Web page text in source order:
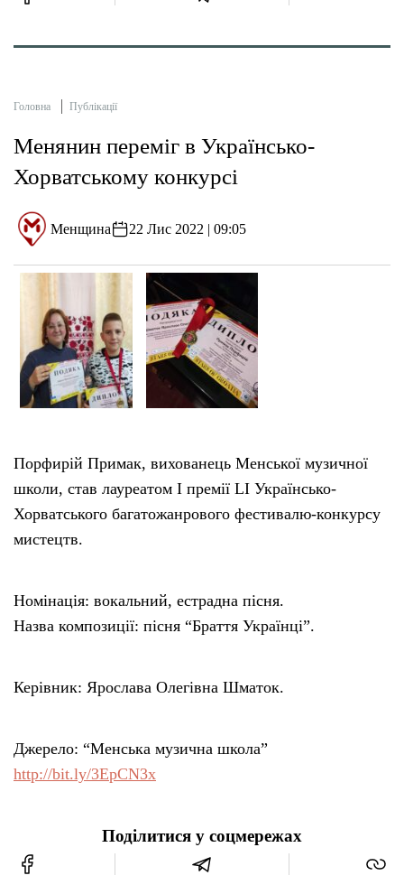
Головна Публікації
Менянин переміг в Українсько-
Хорватському конкурсі
Менщина 22 Лис 2022 | 09:05
Порфирій Примак, вихованець Менської музичної
школи, став лауреатом І премії LI Українсько-
Хорватського багатожанрового фестивалю-конкурсу
мистецтв.
Номінація: вокальний, естрадна пісня.
Назва композиції: пісня “Браття Українці”.
Керівник: Ярослава Олегівна Шматок.
Джерело: “Менська музична школа”
http://bit.ly/3EpCN3x
Поділитися у соцмережах